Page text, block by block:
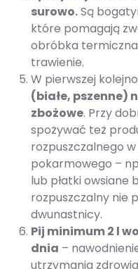
surowo.Są
które pomagają
obróbka termiczna
trawienie.
W pierwszej
(białe, pszenne)
zbożowe. Przy
spożywać też
rozpuszczalnego
pokarmowego –
lub płatki owsiane
rozpuszczalny nie
dwunastnicy.
Pij minimum 2 l
dnia –
utrzymania